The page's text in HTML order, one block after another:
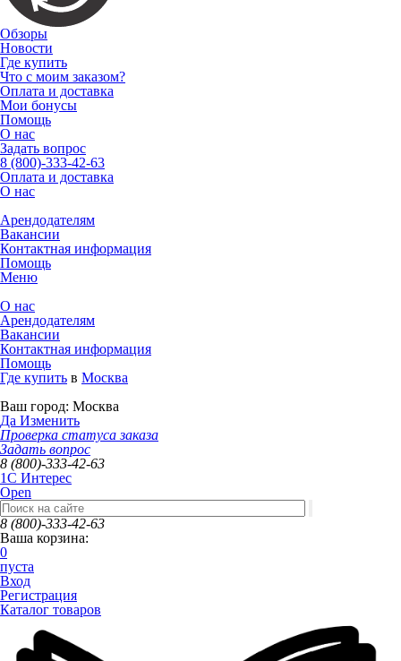
Обзоры
Новости
Где купить
Что с моим заказом?
Оплата и доставка
Мои бонусы
Помощь
О нас
Задать вопрос
8 (800)-333-42-63
Оплата и доставка
О нас
Арендодателям
Вакансии
Контактная информация
Помощь
Меню
О нас
Арендодателям
Вакансии
Контактная информация
Помощь
Где купить в Москва
Ваш город: Москва
Да Изменить
Проверка статуса заказа
Задать вопрос
8 (800)-333-42-63
1C Интерес
Open
8 (800)-333-42-63
Ваша корзина:
0
пуста
Вход
Регистрация
Каталог товаров